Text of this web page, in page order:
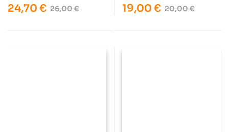
26,00€
24,70 € 20,00€
19,00 €